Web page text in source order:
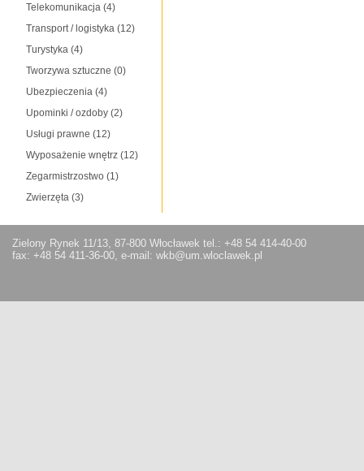
Telekomunikacja (4)
Transport / logistyka (12)
Turystyka (4)
Tworzywa sztuczne (0)
Ubezpieczenia (4)
Upominki / ozdoby (2)
Usługi prawne (12)
Wyposażenie wnętrz (12)
Zegarmistrzostwo (1)
Zwierzęta (3)
Zielony Rynek 11/13, 87-800 Włocławek tel.: +48 54 414-40-00
fax: +48 54 411-36-00, e-mail: wkb@um.wloclawek.pl